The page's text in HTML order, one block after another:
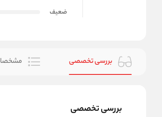
ضعیف
بررسی تخصصی
بررسی تخصصی